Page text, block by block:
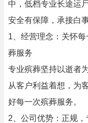
中，低档专业长途运
安全有保障，承接白
1、经营理念：关怀
葬服务
专业殡葬坚持以逝者
从客户利益着想，为
好每一次殡葬服务。
2、公司优势：正规